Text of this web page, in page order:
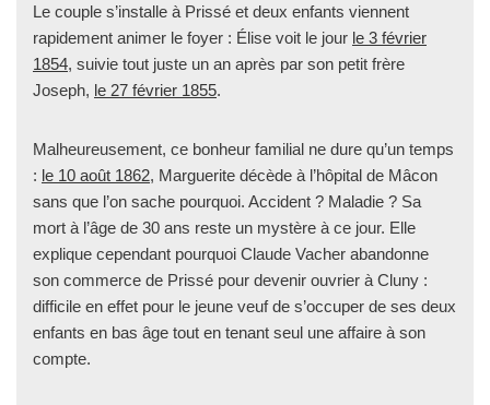
Le couple s’installe à Prissé et deux enfants viennent
rapidement animer le foyer : Élise voit le jour le 3 février
1854, suivie tout juste un an après par son petit frère
Joseph, le 27 février 1855.
Malheureusement, ce bonheur familial ne dure qu’un temps
: le 10 août 1862, Marguerite décède à l’hôpital de Mâcon
sans que l’on sache pourquoi. Accident ? Maladie ? Sa
mort à l’âge de 30 ans reste un mystère à ce jour. Elle
explique cependant pourquoi Claude Vacher abandonne
son commerce de Prissé pour devenir ouvrier à Cluny :
difficile en effet pour le jeune veuf de s’occuper de ses deux
enfants en bas âge tout en tenant seul une affaire à son
compte.